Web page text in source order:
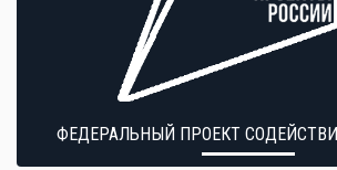
ФЕДЕРАЛЬНЫЙ ПРОЕКТ